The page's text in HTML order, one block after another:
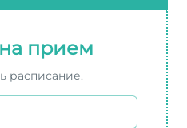
прием
расписание.